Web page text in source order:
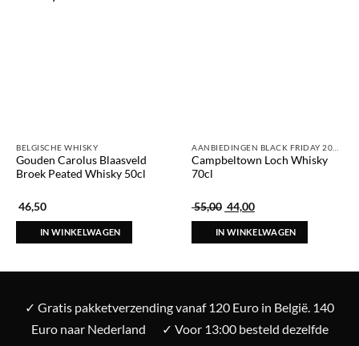
BELGISCHE WHISKY
Gouden Carolus Blaasveld
Broek Peated Whisky 50cl
46,50
IN WINKELWAGEN
Campbeltown Loch Whisky
70cl
55,00 Oorspronkelijke
prijs
was:
€ 55,00.
44,00Huidige
prijs
is:
€ 44,00.
IN WINKELWAGEN
✓ Gratis pakketverzending vanaf 120 Euro in België. 140
Euro naar Nederland
✓ Voor 13:00 besteld dezelfde